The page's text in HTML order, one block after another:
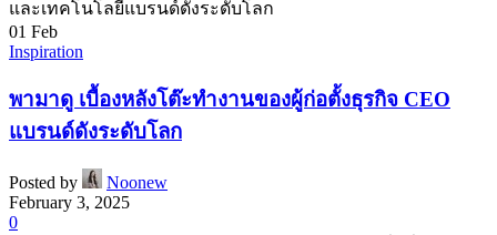
01 Feb
Inspiration
พามาดู เบื้องหลังโต๊ะทำงานของผู้ก่อตั้งธุรกิจ CEO
แบรนด์ดังระดับโลก
Posted by
Noonew
February 3, 2025
0